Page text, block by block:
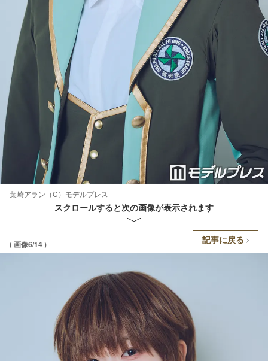
葉崎アラン（C）モデルプレス
スクロールすると次の画像が表示されます
( 画像6/14 ) 記事に戻る